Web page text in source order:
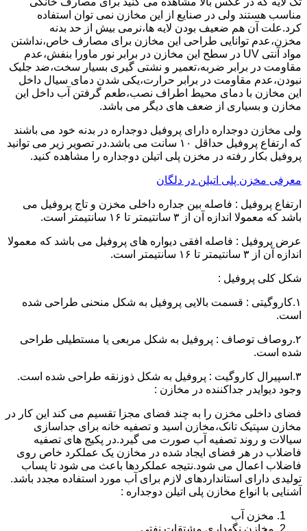
مناسب هستند ولی در صنایع از این مخازن نمی توان استفاده
کرد.علت آن هم ضعیف بودن لایه ها،نرمی بیش از حد بدنه
مخزن،عدم توانایی طراحی این مخازن برای مصارف خاص،نداشتن
مواد آنتی UV در سطح این مخازن در برابر نور ماورا بنفش،عدم
مقاومت در برابر ضربه،تعمیر و نشتی گیری بسیار سخت،ضد جلبک
نبودن،عدم مقاومت در برابر حرارت،یکی شدن دمای سیال داخل
این مخازن با دمای محیط اطراف نصب،طعم گرفتن آب داخل این
مخازن و بسیاری از ضعف های دیگر می باشد.
ولی مخازن دوجداره دارای پروفیل دوجداره در بدنه خود می باشند
که ارتفاع پروفیل حداقل ۱۰ سانت می باشد.در تصویر زیر می توانید
پروفیل بکار رفته در مخزن پلی اتیلن دوجداره را مشاهده کنید.
معرفی مخزن پلی اتیلن در دلگان
ارتفاع پروفیل : فاصله بین جداره داخلی مخزن و تاج پروفیل می
باشد که معمولا اندازه آن از ۳ سانتیمتر تا ۱۶ سانتیمتر است.
عرض پروفیل : فاصله افقی دیواره های پروفیل می باشد که معمولا
اندازه آن از ۳ سانتیمتر تا ۱۶ سانتیمتر است.
شکل کلی پروفیل :
۱.کاروگیتی : قسمت بالایی پروفیل به شکل منحنی طراحی شده
است.
۲.روصاف توصاف : پروفیل به شکل مربعی یا مستطیلی طراحی
شده است.
۳.اسپیرال کاروگیت : پروفیل به شکل ذوزنقه طراحی شده است.
وجود دیوایدر جداکننده در مخازن :
فضای داخلی مخزن را به چند فضای مجزا تقسیم می کند این کار در
مخازن سپتیک تانک،مخازن اسید و تصفیه خانه برای جداسازی
سیالات و روند تصفیه آب صورت می گیرد.در پکیج های تصفیه
فاضلاب در هر فضای ایجاد شده در مخازن یک عملکرد خاص روی
فاضلاب اعمال می شود.نتیجه عملکردها باعث می شود تا پساب
تولیدی دارای استانداردهای لازم برای آب مورد استفاده مجدد باشد.
آشنایی با انواع مخازن پلی اتیلن دوجداره :
مخزن آب
مخازن نگهداری مشتقات نفتی